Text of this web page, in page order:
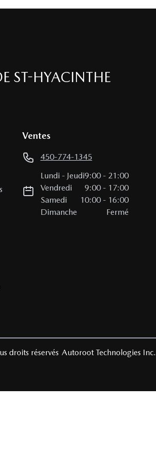
ST-HYACINTHE
Ventes
450-774-1345
Lundi - Jeudi9:00- 21:00
Vendredi
9:00- 17:00
Samedi
10:00- 16:00
Dimanche
Fermé
droits réservés Autoroot Technologies Inc.